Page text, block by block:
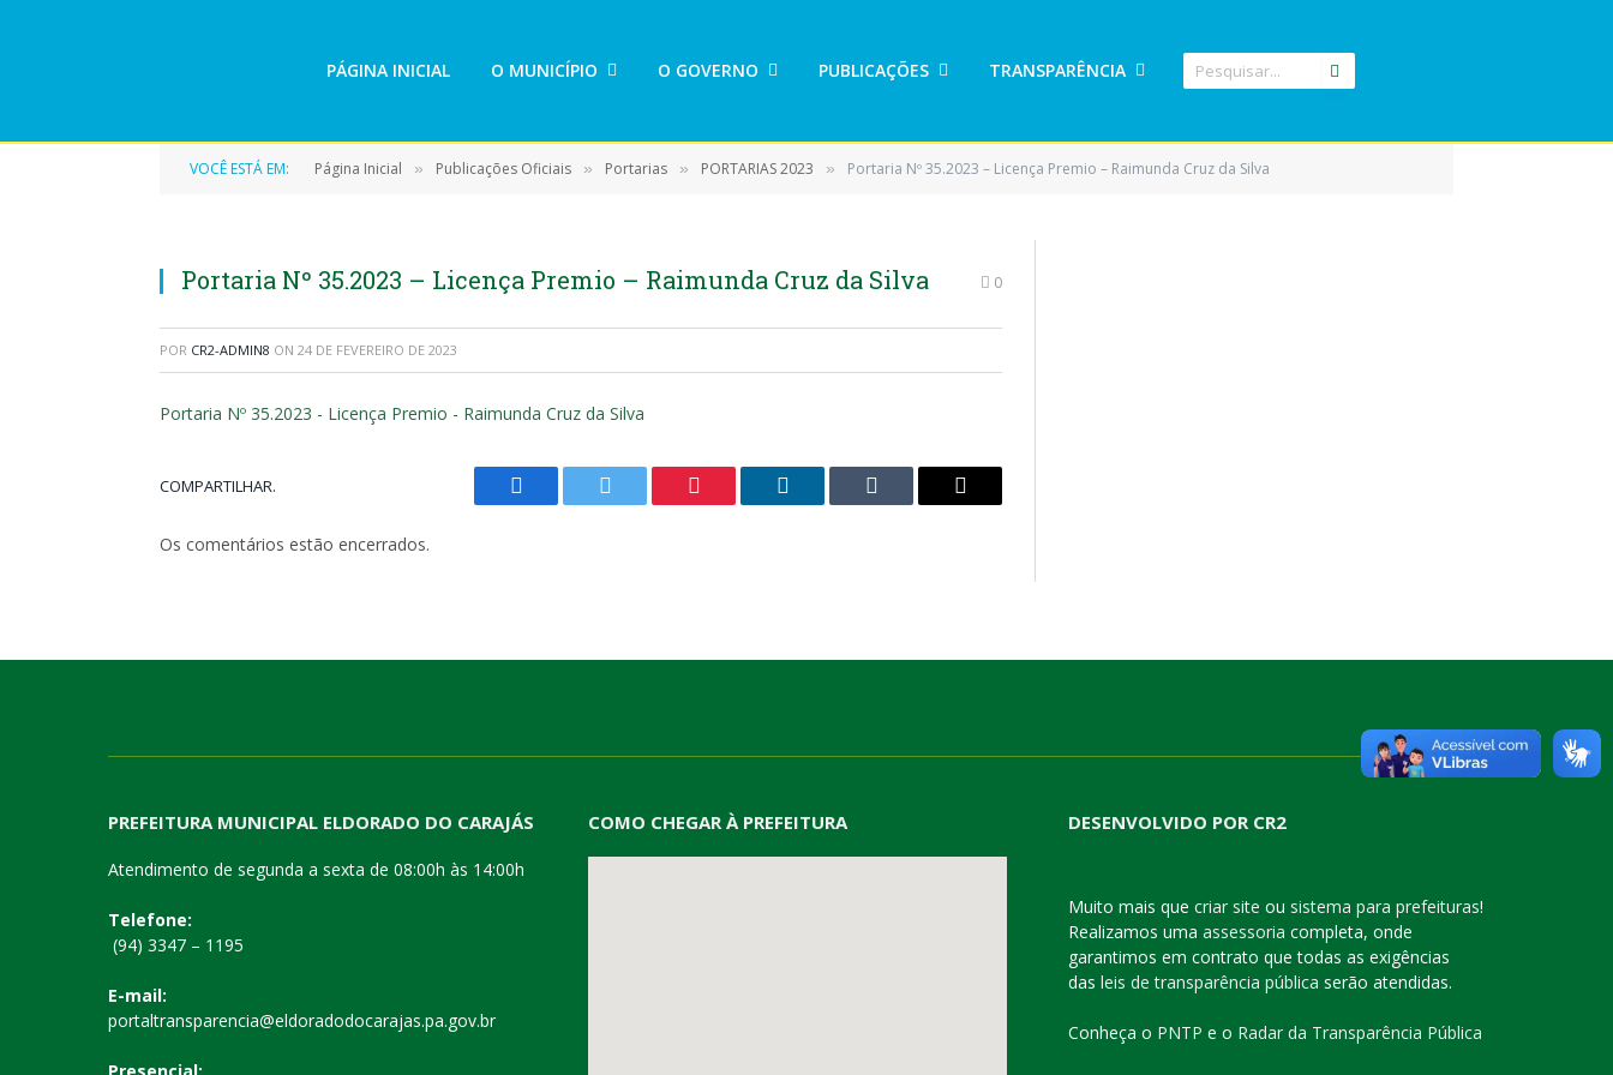
PÁGINA INICIAL O MUNICÍPIO O GOVERNO PUBLICAÇÕES TRANSPARÊNCIA
VOCÊ ESTÁ EM: Página Inicial » Publicações Oficiais » Portarias » PORTARIAS 2023 » Portaria Nº 35.2023 – Licença Premio – Raimunda Cruz da Silva
Portaria Nº 35.2023 – Licença Premio – Raimunda Cruz da Silva 0
POR CR2-ADMIN8 ON 24 DE FEVEREIRO DE 2023
Portaria Nº 35.2023 - Licença Premio - Raimunda Cruz da Silva
COMPARTILHAR.
Facebook Twitter Pinterest LinkedIn Tumblr
E-
Os comentários estão encerrados.
PREFEITURA MUNICIPAL ELDORADO DO CARAJÁS
Atendimento de segunda a sexta de 08:00h às 14:00h
Telefone:
(94) 3347 – 1195
E-mail:
portaltransparencia@eldoradodocarajas.pa.gov.br
COMO CHEGAR À PREFEITURA DESENVOLVIDO POR CR2
Muito mais que criar site ou sistema para prefeituras!
Realizamos uma assessoria completa, onde
garantimos em contrato que todas as exigências
das leis de transparência pública serão atendidas.
Conheça o PNTP e o Radar da Transparência Pública